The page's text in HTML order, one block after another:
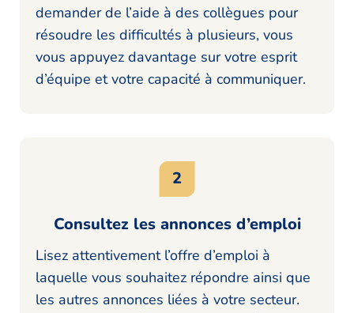
demander de l’aide à des collègues pour
résoudre les difficultés à plusieurs, vous
vous appuyez davantage sur votre esprit
d’équipe et votre capacité à communiquer.
Consultez les annonces d’emploi
Lisez attentivement l’offre d’emploi à
laquelle vous souhaitez répondre ainsi que
les autres annonces liées à votre secteur.